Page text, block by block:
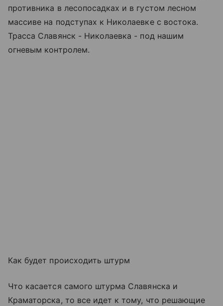
противника в лесопосадках и в густом лесном
массиве на подступах к Николаевке с востока.
Трасса Славянск - Николаевка - под нашим
огневым контролем.
Как будет происходить штурм
Что касается самого штурма Славянска и
Краматорска, то все идет к тому, что решающие